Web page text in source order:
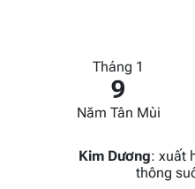
Tháng 1
9
Năm Tân Mùi
Kim Dương: xuất
thông